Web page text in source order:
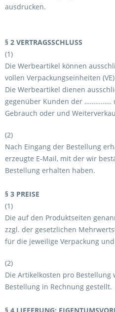
ausdrucken.
§ 2 VERTRAGSSCHLUSS
(1)
Die Werbeartikel können
vollen Verpackungseinheiten
Die Werbeartikel dienen
gegenüber Kunden der ……………
Gebrauch oder und
(2)
Nach Eingang der Bestellung
erzeugte E‐Mail, mit der wir
Bestellung erhalten haben.
§ 3 PREISE
(1)
Die auf den Produktseiten
zzgl. der gesetzlichen
für die jeweilige Verpackung
(2)
Die Artikelkosten pro
Bestellung in Rechnung gestellt.